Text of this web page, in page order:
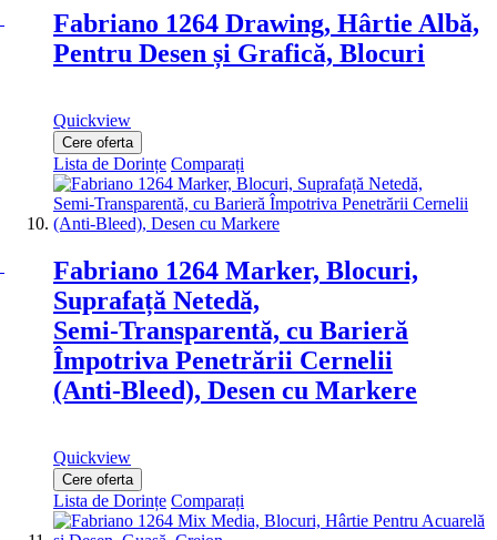
Fabriano 1264 Drawing, Hârtie Albă,
Pentru Desen și Grafică, Blocuri
Quickview
Cere oferta
Lista de Dorințe Comparați
Fabriano 1264 Marker, Blocuri,
Suprafață Netedă,
Semi‑Transparentă, cu Barieră
Împotriva Penetrării Cernelii
(Anti‑Bleed), Desen cu Markere
Quickview
Cere oferta
Lista de Dorințe Comparați